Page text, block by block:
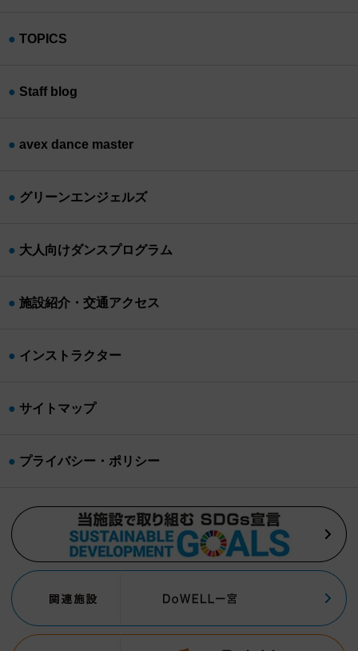
TOPICS
Staff blog
avex dance master
グリーンエンジェルズ
大人向けダンスプログラム
施設紹介・交通アクセス
インストラクター
サイトマップ
プライバシー・ポリシー